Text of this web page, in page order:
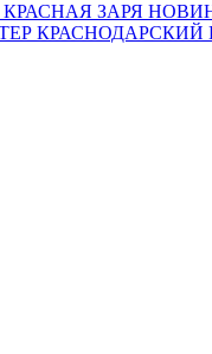
КРАСНАЯ ЗАРЯ
КРАСНОДАРСКИЙ